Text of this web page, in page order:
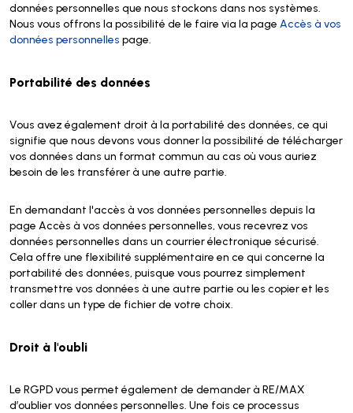
données personnelles que nous stockons dans nos systèmes.
Nous vous offrons la possibilité de le faire via la page Accès à vos
données personnelles page.
Portabilité des données
Vous avez également droit à la portabilité des données, ce qui
signifie que nous devons vous donner la possibilité de télécharger
vos données dans un format commun au cas où vous auriez
besoin de les transférer à une autre partie.
En demandant l'accès à vos données personnelles depuis la
page Accès à vos données personnelles, vous recevrez vos
données personnelles dans un courrier électronique sécurisé.
Cela offre une flexibilité supplémentaire en ce qui concerne la
portabilité des données, puisque vous pourrez simplement
transmettre vos données à une autre partie ou les copier et les
coller dans un type de fichier de votre choix.
Droit à l'oubli
Le RGPD vous permet également de demander à RE/MAX
d’oublier vos données personnelles. Une fois ce processus